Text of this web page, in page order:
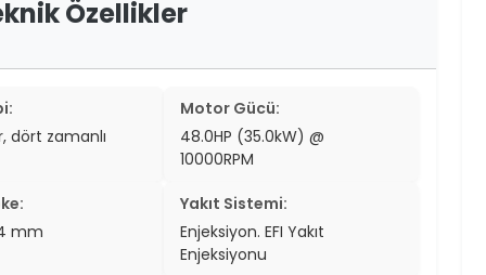
Özellikler
dört zamanlı
Motor Gücü:
48.0HP (35.0kW) @
10000RPM
mm
Yakıt Sistemi:
Enjeksiyon. EFI Yakıt
Enjeksiyonu